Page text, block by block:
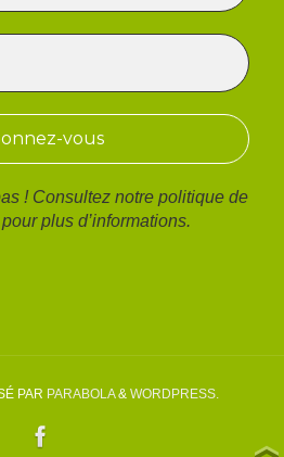
! Consultez notrepolitique de
pour plus d’informations.
PAR PARABOLA& WORDPRESS.